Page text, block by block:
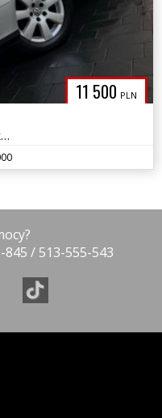
11 500 PLN
Zapraszam cie, zobacz jakiego pieknego passata mam dla ciebie ??
/ 513-555-543